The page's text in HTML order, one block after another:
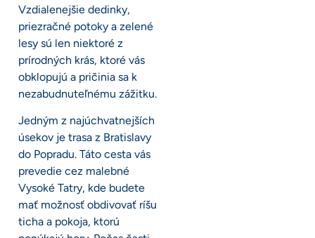
Vzdialenejšie dedinky,
priezračné potoky a zelené
lesy sú len niektoré z
prírodných krás, ktoré vás
obklopujú a pričinia sa k
nezabudnuteľnému zážitku.
Jedným z najúchvatnejších
úsekov je trasa z Bratislavy
do Popradu. Táto cesta vás
prevedie cez malebné
Vysoké Tatry, kde budete
mať možnosť obdivovať ríšu
ticha a pokoja, ktorú